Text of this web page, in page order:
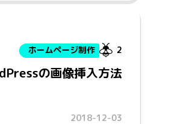
ホームページ制作
の画像挿入方法
2
2018-12-03